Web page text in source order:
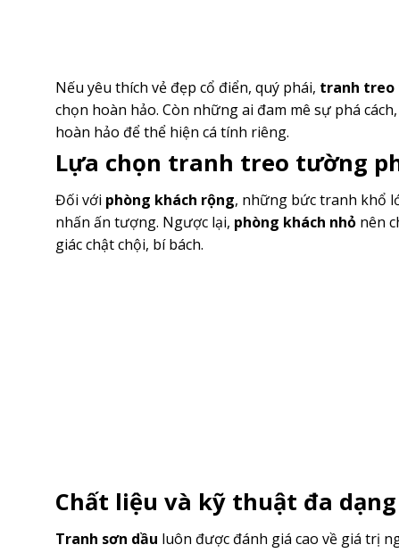
Nếu yêu thích vẻ đẹp cổ điển, quý phái, tranh treo
chọn hoàn hảo. Còn những ai đam mê sự phá
hoàn hảo để thể hiện cá tính riêng.
Lựa chọn tranh treo tường
Đối với phòng khách rộng, những bức tranh khổ
nhấn ấn tượng. Ngược lại, phòng khách nhỏ nên
giác chật chội, bí bách.
Chất liệu và kỹ thuật đa dạng
Tranh sơn dầu luôn được đánh giá cao về giá trị